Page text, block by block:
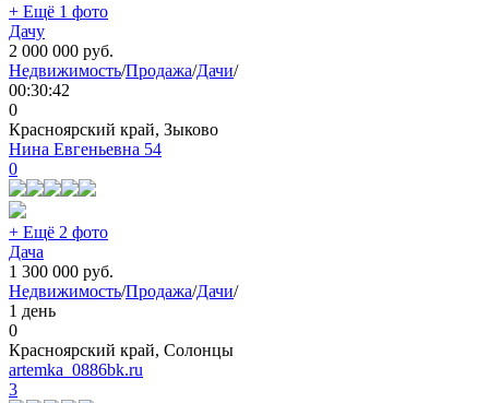
+ Ещё 1 фото
Дачу
2 000 000 руб.
Недвижимость/Продажа/Дачи/
00:30:42
0
Красноярский край, Зыково
Нина Евгеньевна 54
0
+ Ещё 2 фото
Дача
1 300 000 руб.
Недвижимость/Продажа/Дачи/
1 день
0
Красноярский край, Солонцы
artemka_0886bk.ru
3